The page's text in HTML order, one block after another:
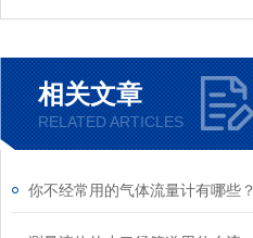
相关文章
RELATED ARTICLES
你不经常用的气体流量计有哪些？